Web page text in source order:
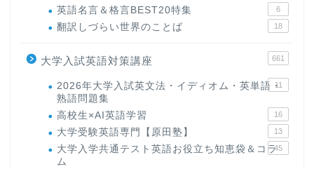
英語名言＆格言BEST20特集 6
翻訳しづらい世界のことば 18
大学入試英語対策講座 661
2026年大学入試英文法・イディオム・英単語・
熟語問題集
11
高校生×AI英語学習 16
大学受験英語専門【原田塾】 13
大学入学共通テスト英語お役立ち知恵袋＆コラ
ム
45